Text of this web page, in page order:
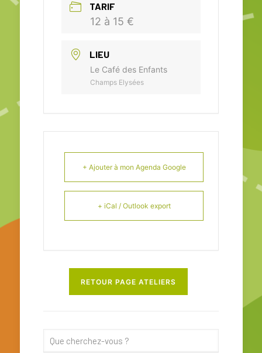
TARIF
12 à 15 €
LIEU
Le Café des Enfants
Champs Elysées
+ Ajouter à mon Agenda Google
+ iCal / Outlook export
RETOUR PAGE ATELIERS